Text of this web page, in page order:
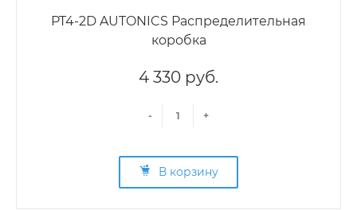
PT4-2D AUTONICS Распределительная
коробка
4 330 руб.
- +
В корзину